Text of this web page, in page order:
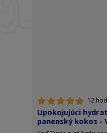
12
Upokojujúci
panenský kokos -